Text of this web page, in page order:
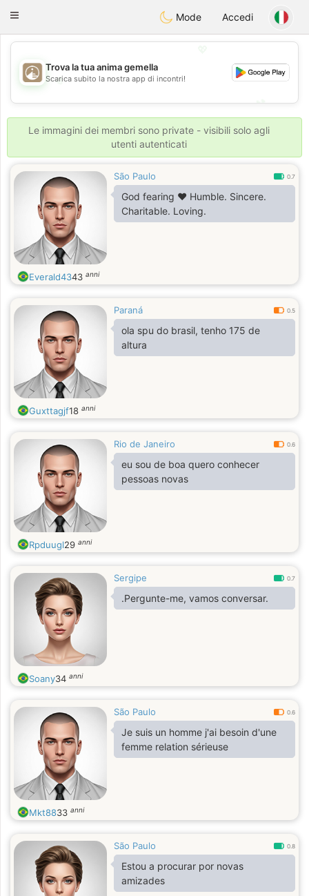
ahebik
Toggle
Mode Accedi
💖
💕
Trova la tua anima gemella
Scarica subito la nostra app di incontri!
Le immagini dei membri sono private - visibili solo agli
utenti autenticati
São Paulo 0.7
God fearing ❤️ Humble. Sincere.
Charitable. Loving.
Everald4343 anni
Paraná 0.5
ola spu do brasil, tenho 175 de
altura
Guxttagjf18 anni
Rio de Janeiro 0.6
eu sou de boa quero conhecer
pessoas novas
Rpduugl29 anni
Sergipe 0.7
.Pergunte-me, vamos conversar.
Soany34 anni
São Paulo 0.6
Je suis un homme j'ai besoin d'une
femme relation sérieuse
Mkt8833 anni
São Paulo 0.8
Estou a procurar por novas
amizades